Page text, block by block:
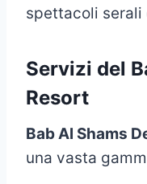
spettacoli serali
Servizi del
Resort
Bab Al Shams
una vasta